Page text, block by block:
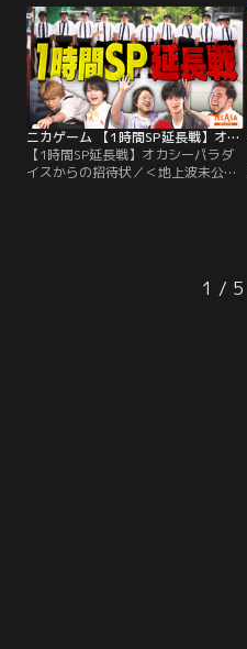
ケムリのちょっと不気味な教育番組
▼ニカイノが漢字四文字で食レポす
るその“感（漢）想”を徹底考察せ
よ！新企画「漢想BINGO」で奇跡的
中が連発！？
ニカゲーム 【1時間SP延長戦】オカシーパラダイスからの招待状
【1時間SP延長戦】オカシーパラダ
イスからの招待状／＜地上波未公開
シーンを限定配信！＞ 教育デスゲー
ゲームセンター「オカシーパラダイ
ス」に閉じ込められた3人！！ ゲー
1